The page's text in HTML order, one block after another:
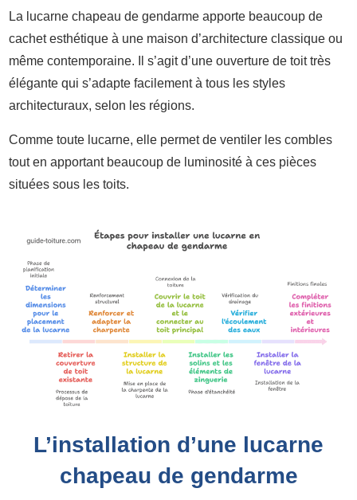
La lucarne chapeau de gendarme apporte beaucoup de
cachet esthétique à une maison d’architecture classique ou
même contemporaine. Il s’agit d’une ouverture de toit très
élégante qui s’adapte facilement à tous les styles
architecturaux, selon les régions.
Comme toute lucarne, elle permet de ventiler les combles
tout en apportant beaucoup de luminosité à ces pièces
situées sous les toits.
L’installation d’une lucarne
chapeau de gendarme